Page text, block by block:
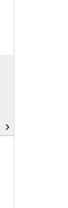
navigate_next